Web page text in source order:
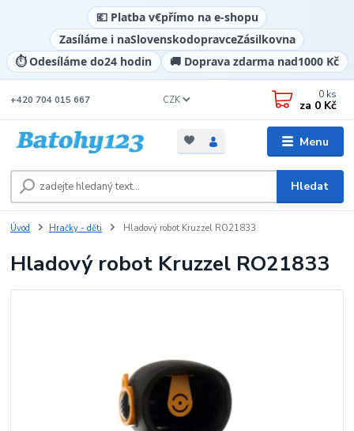
💶 Platba v€přímo na e-shopu
Zasíláme i naSlovenskodopravceZásilkovna
⏱️ Odesíláme do24 hodin 🚚 Doprava zdarma nad1000 Kč
Menu
CZK
Hledat
+420 704 015 667 0 ks
za 0 Kč
Úvod Hračky - děti Hladový robot Kruzzel RO21833
Hladový robot Kruzzel RO21833